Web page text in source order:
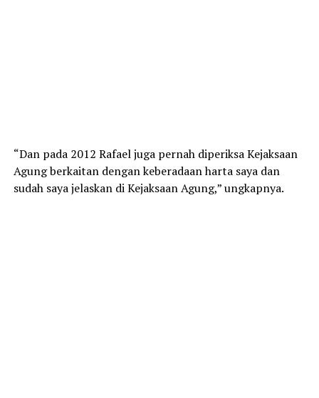
“Dan pada 2012 Rafael juga pernah diperiksa Kejaksaan
Agung berkaitan dengan keberadaan harta saya dan
sudah saya jelaskan di Kejaksaan Agung,” ungkapnya.